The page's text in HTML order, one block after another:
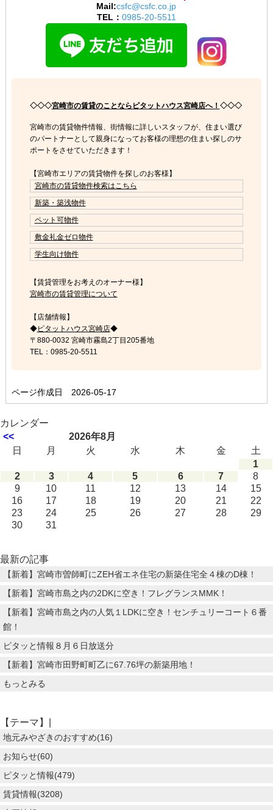
Mail:csfc@csfc.co.jp
TEL： 0985-20-5511
◇◇◇宮崎市の賃貸のことならピタットハウス宮崎店へ！ ◇◇◇
宮崎市の賃貸物件情報、街情報に詳しいスタッフが、住まい選び
のパートナーとして親身になってお客様の理想の住まい探しのサ
ポートをさせていただきます！
【宮崎市エリアの賃貸物件を探しのお客様】
宮崎市の賃貸物件検索はこちら
新築・築浅物件
ペット可物件
敷金礼金ゼロ物件
学生向け物件
【賃貸管理をお考えのオーナー様】
宮崎市の賃貸管理について
【店舗情報】
◆ピタットハウス宮崎店◆
〒880-0032 宮崎市霧島2丁目205番地
TEL：0985-20-5511
ページ作成日 2026-05-17
カレンダー
<<
2026年8月
日
月 火 水 木 金
土
1
2
3 4 5 6 7
8
9
10 11 12 13 14
15
16
17 18 19 20 21
22
23
24 25 26 27 28
29
30
31
最新の記事
【新着】宮崎市曽師町にZEH省エネ住宅の新築住宅全４棟のD棟！
【新着】宮崎市島之内の2DKに空き！フレグランスMMK！
【新着】宮崎市島之内の人気１LDKに空き！センチュリーコート６番
館！
ピタッと情報８月６日放送分
【新着】宮崎市田野町町乙に67.76坪の新築用地！
もっとみる
【テーマ】|
地元みやざきのおすすめ(16)
お知らせ(60)
ピタッと情報(479)
賃貸情報(3208)